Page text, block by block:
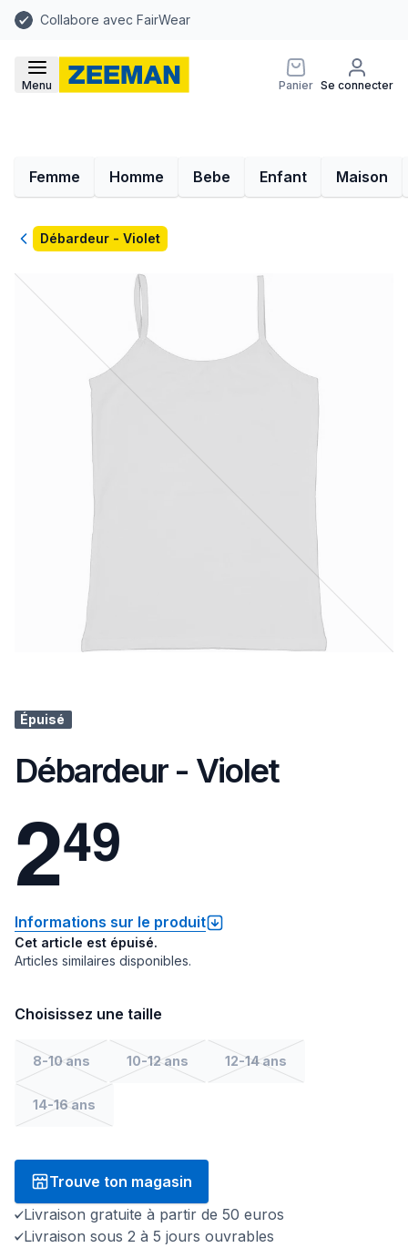
Collabore avec FairWear
Menu Panier Se connecter
Femme Homme Bebe Enfant Maison
RetourDébardeur - Violet
Épuisé
Débardeur - Violet
249
Informations sur le produit
Cet article est épuisé.
Articles similaires disponibles.
Choisissez une taille
8-10 ans 10-12 ans 12-14 ans
14-16 ans
Trouve ton magasin
Livraison gratuite à partir de 50 euros
Livraison sous 2 à 5 jours ouvrables